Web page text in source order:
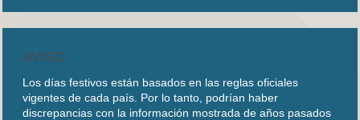
AVISO
Los días festivos están basados en las reglas oficiales
vigentes de cada país. Por lo tanto, podrían haber
discrepancias con la información mostrada de años pasados